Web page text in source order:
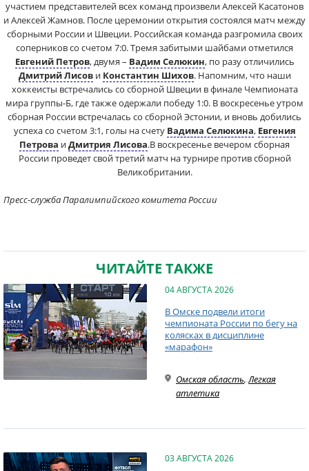
участием представителей всех команд произвели Алексей Касатонов
и Алексей Жамнов. После церемонии открытия состоялся матч между
сборными России и Швеции. Российская команда разгромила своих
соперников со счетом 7:0. Тремя забитыми шайбами отметился
Евгений Петров, двумя – Вадим Селюкин, по разу отличились
Дмитрий Лисови Константин Шихов. Напомним, что наши
хоккеисты встречались со сборной Швеции в финале Чемпионата
мира группы-Б, где также одержали победу 1:0. В воскресенье утром
сборная России встречалась со сборной Эстонии, и вновь добились
успеха со счетом 3:1, голы на счету Вадима Селюкина, Евгения
Петрова иДмитрия Лисова.В воскресенье вечером сборная
России проведет свой третий матч на турнире против сборной
Великобритании.
Пресс-служба Паралимпийского комитета России
ЧИТАЙТЕ ТАКЖЕ
04 АВГУСТА 2026
В Омске подвели итоги
чемпионата России по бегу на
колясках в дисциплине
«марафон»
Омская область,Легкая
атлетика
03 АВГУСТА 2026